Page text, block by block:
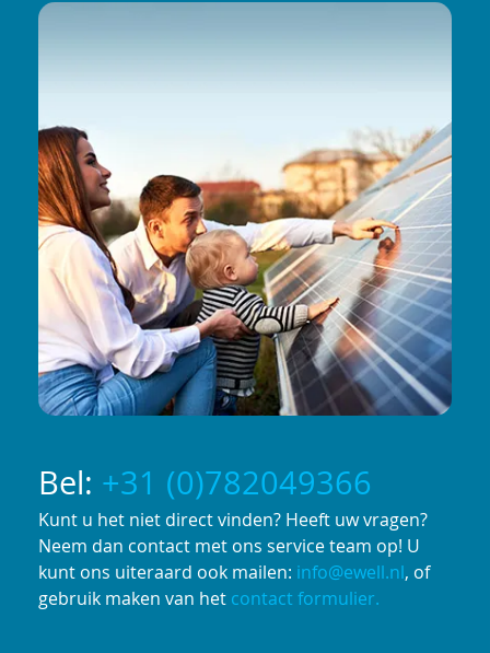
Bel: +31 (0)782049366
Kunt u het niet direct vinden? Heeft uw vragen?
Neem dan contact met ons service team op! U
kunt ons uiteraard ook mailen: info@ewell.nl, of
gebruik maken van het contact formulier.